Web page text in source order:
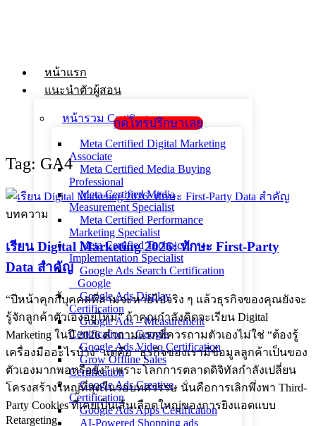
หน้าแรก
แนะนำตัวผู้สอน
หน้ารวม Certificate
Meta Certified Digital Marketing
Associate
Meta Certified Media Buying
Professional
Meta Certified Media
Measurement Specialist
Meta Certified Performance
Marketing Specialist
Meta Certified Technical
Implementation Specialist
Google Ads Search Certification
_ Google
Google Ads Display
Certification
Google Ads – Measurement
Certification _ Google
Google Ads Video Certification
Grow Offline Sales
Certification
Google Ads Creative
Certification
Google Ads Apps Certification
AI-Powered Shopping ads
กดโทรปรึกษาเลย
Tag: GA4
บทความ
เรียน Digital Marketing 2026: ทักษะ First-Party
Data สำคัญ
“ปีหน้าคุกกี้บุคคลที่สามจะหายไปจริง ๆ แล้วธุรกิจของคุณยังจะ
รู้จักลูกค้าตัวเองอยู่ไหม” ถ้าคุณกำลังคิดจะเรียน Digital
Marketing ในปี 2026 คำถามแรกที่ควรถามตัวเองไม่ใช่ “ต้องรู้
เครื่องมืออะไรบ้าง” แต่คือ “ธุรกิจของเรามีข้อมูลลูกค้าเป็นของ
ตัวเองมากพอหรือยัง” เพราะโลกการตลาดดิจิทัลกำลังเปลี่ยน
โครงสร้างใหญ่ที่สุดในรอบทศวรรษ นั่นคือการเลิกพึ่งพา Third-
Party Cookies ที่เคยเป็นเส้นเลือดใหญ่ของการยิงแอดแบบ
Retargeting